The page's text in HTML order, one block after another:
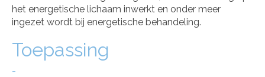
het energetische lichaam inwerkt en onder meer
ingezet wordt bij energetische behandeling.
Toepassing
-